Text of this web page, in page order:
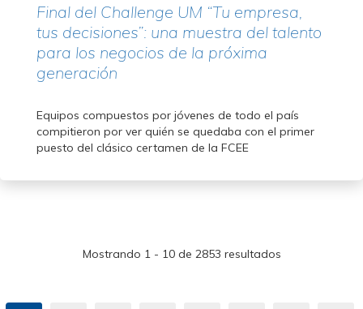
Final del Challenge UM “Tu empresa,
tus decisiones”: una muestra del talento
para los negocios de la próxima
generación
Equipos compuestos por jóvenes de todo el país
compitieron por ver quién se quedaba con el primer
puesto del clásico certamen de la FCEE
Mostrando 1 - 10 de 2853 resultados